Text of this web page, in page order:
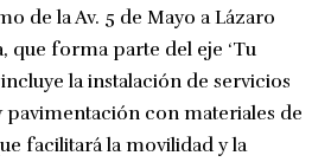
de la Av. 5 de Mayo a Lázaro
que forma parte del eje ‘Tu
la instalación de servicios
pavimentación con materiales de
facilitará la movilidad y la